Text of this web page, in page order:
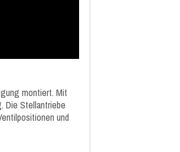
montiert. Mit
Die Stellantriebe
und